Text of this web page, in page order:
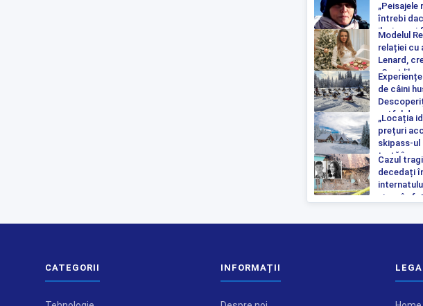
întrebi
iluzia unei
Modelul
relației cu
Lenard,
„Sunt
de câini
astfel de
„Locația
prețuri
skipass-ul
tartă
noapte”
Cazul
decedați
ajuns în
CATEGORII INFORMAȚII